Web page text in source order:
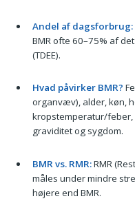
Andel af dagsforbrug:
BMR ofte 60–75% af
(TDEE).
Hvad påvirker BMR?
organvæv), alder, køn,
kropstemperatur/feber,
graviditet og sygdom.
BMR vs. RMR:RMR
måles under mindre
højere end BMR.